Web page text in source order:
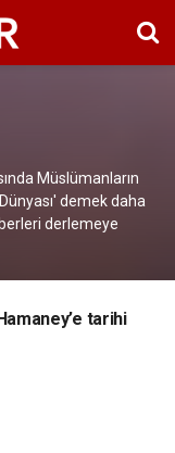
Müslümanların
demek daha
derlemeye
tarihi